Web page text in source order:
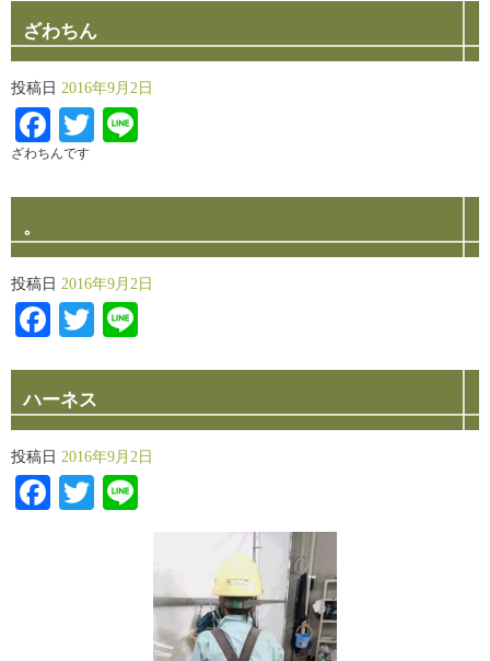
ざわちん
投稿日 2016年9月2日
Facebook
Twitter
ざわちんです
。
投稿日 2016年9月2日
Facebook
Twitter
ハーネス
投稿日 2016年9月2日
Facebook
Twitter